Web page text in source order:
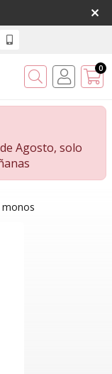
Buscar 0
Agosto, solo